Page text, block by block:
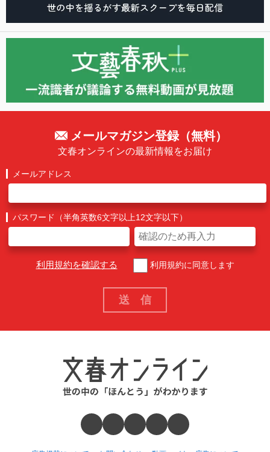
メールマガジン登録（無料）
文春オンラインの最新情報をお届け
メールアドレス
パスワード（半角英数6文字以上12文字以下）
利用規約を確認する 利用規約に同意します